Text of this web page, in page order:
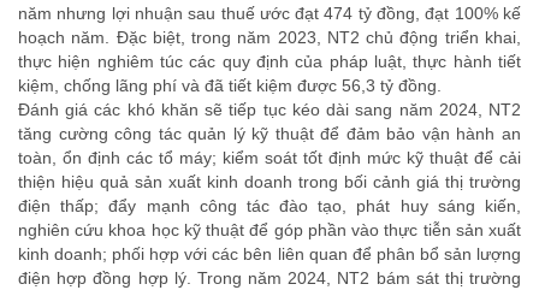
năm nhưng lợi nhuận sau thuế ước đạt 474 tỷ đồng, đạt 100% kế
hoạch năm. Đặc biệt, trong năm 2023, NT2 chủ động triển khai,
thực hiện nghiêm túc các quy định của pháp luật, thực hành tiết
kiệm, chống lãng phí và đã tiết kiệm được 56,3 tỷ đồng.
Đánh giá các khó khăn sẽ tiếp tục kéo dài sang năm 2024, NT2
tăng cường công tác quản lý kỹ thuật để đảm bảo vận hành an
toàn, ổn định các tổ máy; kiểm soát tốt định mức kỹ thuật để cải
thiện hiệu quả sản xuất kinh doanh trong bối cảnh giá thị trường
điện thấp; đẩy mạnh công tác đào tạo, phát huy sáng kiến,
nghiên cứu khoa học kỹ thuật để góp phần vào thực tiễn sản xuất
kinh doanh; phối hợp với các bên liên quan để phân bổ sản lượng
điện hợp đồng hợp lý. Trong năm 2024, NT2 bám sát thị trường